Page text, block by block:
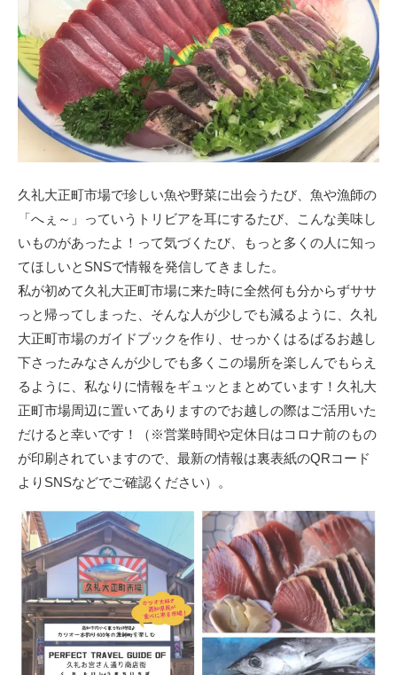
久礼大正町市場で珍しい魚や野菜に出会うたび、魚や漁師の
「へぇ～」っていうトリビアを耳にするたび、こんな美味し
いものがあったよ！って気づくたび、もっと多くの人に知っ
てほしいとSNSで情報を発信してきました。
私が初めて久礼大正町市場に来た時に全然何も分からずササ
っと帰ってしまった、そんな人が少しでも減るように、久礼
大正町市場のガイドブックを作り、せっかくはるばるお越し
下さったみなさんが少しでも多くこの場所を楽しんでもらえ
るように、私なりに情報をギュッとまとめています！久礼大
正町市場周辺に置いてありますのでお越しの際はご活用いた
だけると幸いです！（※営業時間や定休日はコロナ前のもの
が印刷されていますので、最新の情報は裏表紙のQRコード
よりSNSなどでご確認ください）。